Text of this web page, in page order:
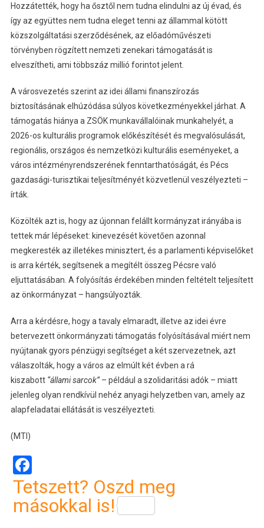
Hozzátették, hogy ha ősztől nem tudna elindulni az új évad, és
így az együttes nem tudna eleget tenni az állammal kötött
közszolgáltatási szerződésének, az előadóművészeti
törvényben rögzített nemzeti zenekari támogatását is
elveszítheti, ami többszáz millió forintot jelent.
A városvezetés szerint az idei állami finanszírozás
biztosításának elhúzódása súlyos következményekkel járhat. A
támogatás hiánya a ZSÖK munkavállalóinak munkahelyét, a
2026-os kulturális programok előkészítését és megvalósulását,
regionális, országos és nemzetközi kulturális eseményeket, a
város intézményrendszerének fenntarthatóságát, és Pécs
gazdasági-turisztikai teljesítményét közvetlenül veszélyezteti –
írták.
Közölték azt is, hogy az újonnan felállt kormányzat irányába is
tettek már lépéseket: kinevezését követően azonnal
megkeresték az illetékes minisztert, és a parlamenti képviselőket
is arra kérték, segítsenek a megítélt összeg Pécsre való
eljuttatásában. A folyósítás érdekében minden feltételt teljesített
az önkormányzat – hangsúlyozták.
Arra a kérdésre, hogy a tavaly elmaradt, illetve az idei évre
betervezett önkormányzati támogatás folyósításával miért nem
nyújtanak gyors pénzügyi segítséget a két szervezetnek, azt
válaszolták, hogy a város az elmúlt két évben a rá
kiszabott“állami sarcok”– például a szolidaritási adók – miatt
jelenleg olyan rendkívül nehéz anyagi helyzetben van, amely az
alapfeladatai ellátását is veszélyezteti.
(MTI)
Tetszett? Oszd meg
másokkal is!